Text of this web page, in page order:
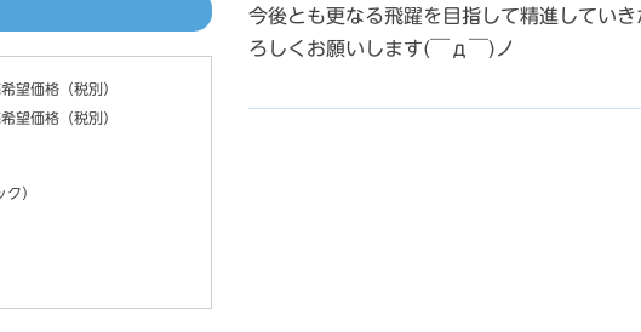
今後とも更なる飛躍を目指して精進してい
ろしくお願いします(￣д￣)ノ
望価格（税別）
望価格（税別）
）